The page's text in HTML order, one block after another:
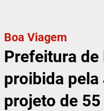
Boa Viagem
Prefeitura de
proibida
projeto de